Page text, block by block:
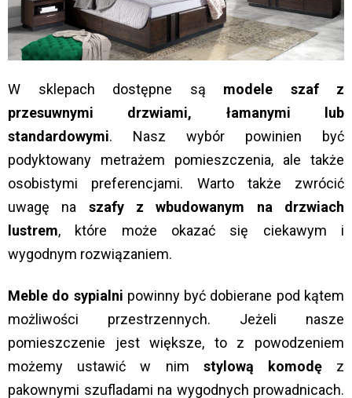
W sklepach dostępne są modele szaf z
przesuwnymi drzwiami, łamanymi lub
standardowymi. Nasz wybór powinien być
podyktowany metrażem pomieszczenia, ale także
osobistymi preferencjami. Warto także zwrócić
uwagę na szafy z wbudowanym na drzwiach
lustrem, które może okazać się ciekawym i
wygodnym rozwiązaniem.
Meble do sypialni powinny być dobierane pod kątem
możliwości przestrzennych. Jeżeli nasze
pomieszczenie jest większe, to z powodzeniem
możemy ustawić w nim stylową komodęz
pakownymi szufladami na wygodnych prowadnicach.